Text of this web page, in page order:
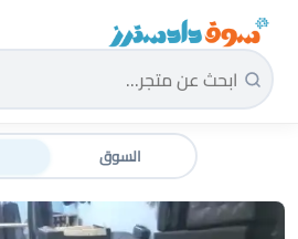
سوق دادسترز الرئيسية
السوق